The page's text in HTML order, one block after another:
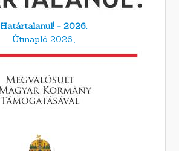
Határtalanul! - 2026.
Útinapló 2026.,